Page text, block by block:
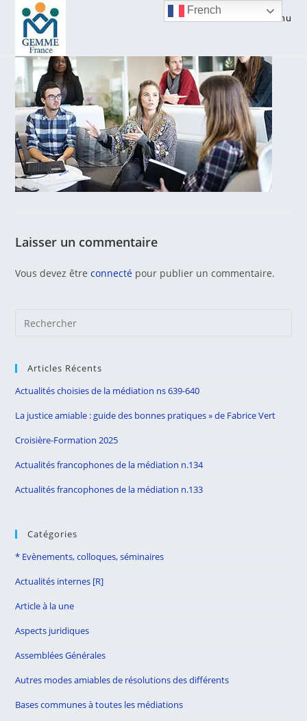
content
Menu
Laisser un commentaire
Vous devez êtreconnecté pour publier un commentaire.
Articles Récents
Actualités choisies de la médiation ns 639-640
La justice amiable : guide des bonnes pratiques » de Fabrice Vert
Croisière-Formation 2025
Actualités francophones de la médiation n.134
Actualités francophones de la médiation n.133
Catégories
* Evènements, colloques, séminaires
Actualités internes [R]
Article à la une
Aspects juridiques
Assemblées Générales
Autres modes amiables de résolutions des différents
Bases communes à toutes les médiations
French